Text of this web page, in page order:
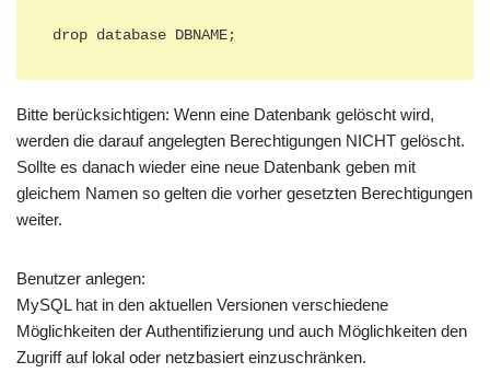
drop database DBNAME;
Bitte berücksichtigen: Wenn eine Datenbank gelöscht wird,
werden die darauf angelegten Berechtigungen NICHT gelöscht.
Sollte es danach wieder eine neue Datenbank geben mit
gleichem Namen so gelten die vorher gesetzten Berechtigungen
weiter.
Benutzer anlegen:
MySQL hat in den aktuellen Versionen verschiedene
Möglichkeiten der Authentifizierung und auch Möglichkeiten den
Zugriff auf lokal oder netzbasiert einzuschränken.